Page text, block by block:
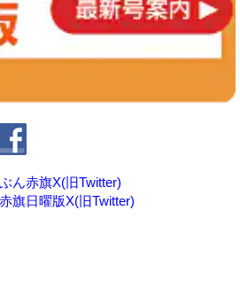
ん赤旗X(旧Twitter)
旗日曜版X(旧Twitter)